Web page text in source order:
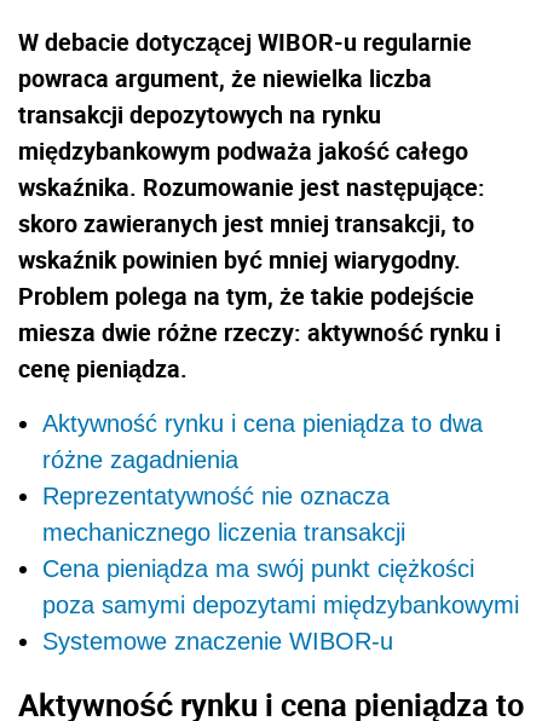
W debacie dotyczącej WIBOR-u regularnie
powraca argument, że niewielka liczba
transakcji depozytowych na rynku
międzybankowym podważa jakość całego
wskaźnika. Rozumowanie jest następujące:
skoro zawieranych jest mniej transakcji, to
wskaźnik powinien być mniej wiarygodny.
Problem polega na tym, że takie podejście
miesza dwie różne rzeczy: aktywność rynku i
cenę pieniądza.
Aktywność rynku i cena pieniądza to dwa
różne zagadnienia
Reprezentatywność nie oznacza
mechanicznego liczenia transakcji
Cena pieniądza ma swój punkt ciężkości
poza samymi depozytami międzybankowymi
Systemowe znaczenie WIBOR-u
Aktywność rynku i cena pieniądza to